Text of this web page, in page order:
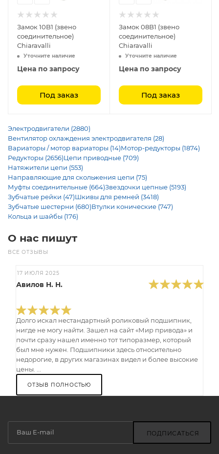
Замок 10B1 (звено
соединительное)
Chiaravalli
Уточните наличие
Цена по запросу
Под заказ
Замок 08B1 (звено
соединительное)
Chiaravalli
Уточните наличие
Цена по запросу
Под заказ
Электродвигатели (2880)
Вентилятор охлаждения электродвигателя (28)
Вариаторы / мотор вариаторы (14)Мотор-редукторы (1874)
Редукторы (2656)Цепи приводные (709)
Натяжители цепи (553)
Направляющие для скольжения цепи (75)
Муфты соединительные (664)Звездочки цепные (5193)
Зубчатые рейки (47)Шкивы для ремней (3418)
Зубчатые шестерни (680)Втулки конические (747)
Кольца и шайбы (176)
О нас пишут
ВСЕ ОТЗЫВЫ
17 ИЮЛЯ 2025
Авилов Н. Н.
Долго искал нестандартный роликовый подшипник,
нигде не могу найти. Зашел на сайт «Мир привода» и
почти сразу нашел именно тот типоразмер, который
был мне нужен. Подшипники здесь относительно
недорогие, в других магазинах видел и более высокие
цены. ...
ОТЗЫВ ПОЛНОСТЬЮ
ПОДПИСАТЬСЯ